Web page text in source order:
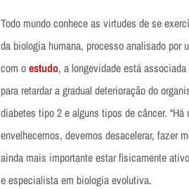
Todo mundo conhece as virtudes de se
da biologia humana, processo analisado por
com oestudo, a longevidade está
para retardar a gradual deterioração do
diabetes tipo 2 e alguns tipos de câncer.
envelhecemos, devemos desacelerar, fazer
ainda mais importante estar fisicamente
e especialista em biologia evolutiva.